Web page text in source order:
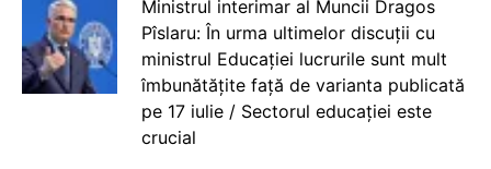
Ministrul interimar al Muncii Dragos
Pîslaru: În urma ultimelor discuții cu
ministrul Educației lucrurile sunt mult
îmbunătățite față de varianta publicată
pe 17 iulie / Sectorul educației este
crucial